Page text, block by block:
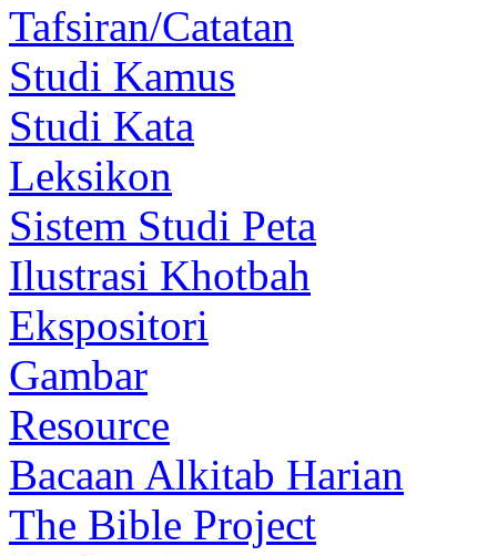
Tafsiran/Catatan
Studi Kamus
Studi Kata
Leksikon
Sistem Studi Peta
Ilustrasi Khotbah
Ekspositori
Gambar
Resource
Bacaan Alkitab Harian
The Bible Project